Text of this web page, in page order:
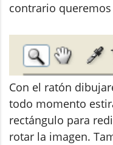
contrario
Con el ratón
todo momento
rectángulo para
rotar la imagen.